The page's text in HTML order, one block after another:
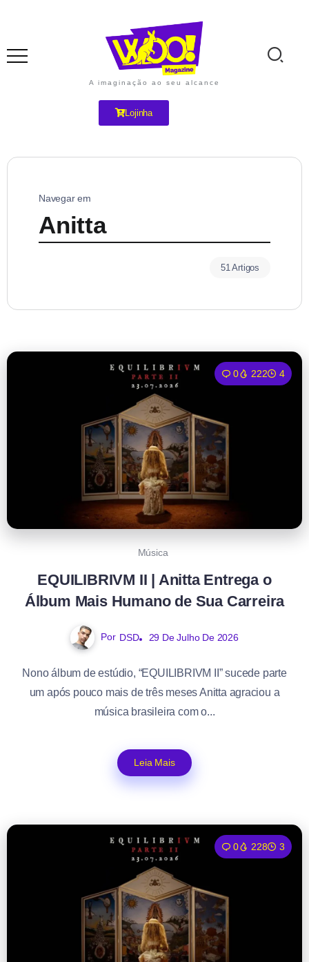
A imaginação ao seu alcance
Lojinha
Navegar em
Anitta
51 Artigos
0 222 4
Música
EQUILIBRIVM II | Anitta Entrega o
Álbum Mais Humano de Sua Carreira
Por DSD 29 De Julho De 2026
Nono álbum de estúdio, “EQUILIBRIVM II” sucede parte
um após pouco mais de três meses Anitta agraciou a
música brasileira com o...
Leia Mais
0 228 3